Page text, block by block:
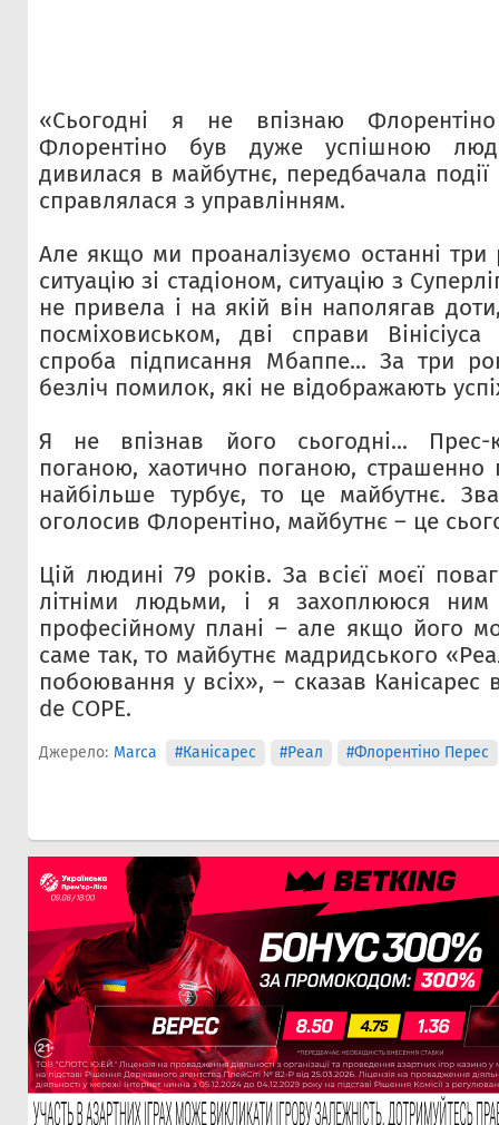
«Сьогодні я не впізнаю
Флорентіно був дуже успішною
дивилася в майбутнє, передбачала
справлялася з управлінням.
Але якщо ми проаналізуємо останні
ситуацію зі стадіоном, ситуацію з
не привела і на якій він наполягав
посміховиськом, дві справи
спроба підписання Мбаппе... За три
безліч помилок, які не відображають
Я не впізнав його сьогодні... Прес-
поганою, хаотично поганою,
найбільше турбує, то це майбутнє.
оголосив Флорентіно, майбутнє – це
Цій людині 79 років. За всієї моєї
літніми людьми, і я захоплююся
професійному плані – але якщо його
саме так, то майбутнє мадридського
побоювання у всіх», – сказав Канісарес
de COPE.
Джерело: Marca #Канісарес #Реал #Флорентіно Перес